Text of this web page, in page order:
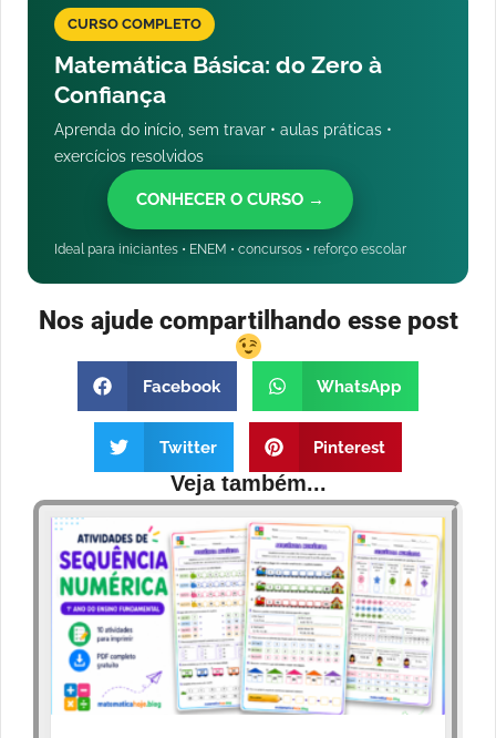
CURSO COMPLETO
Matemática Básica: do Zero à
Confiança
Aprenda do início, sem travar • aulas práticas •
exercícios resolvidos
CONHECER O CURSO →
Ideal para iniciantes • ENEM • concursos • reforço escolar
Nos ajude compartilhando esse post
Facebook WhatsApp
Twitter Pinterest
Veja também...